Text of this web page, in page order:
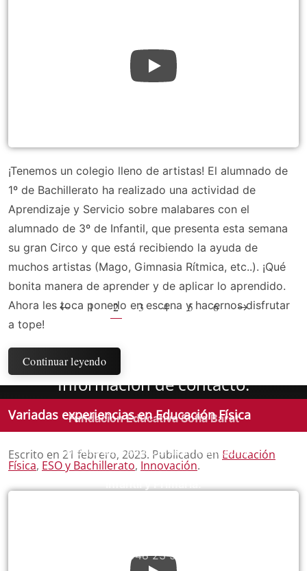
¡Tenemos un colegio lleno de artistas! El alumnado de
1º de Bachillerato ha realizado una actividad de
Aprendizaje y Servicio sobre malabares con el
alumnado de 3º de Infantil, que presenta esta semana
su gran Circo y que está recibiendo la ayuda de
muchos artistas (Mago, Gimnasia Rítmica, etc..). ¡Qué
bonita manera de aprender y de aplicar lo aprendido.
Ahora les toca ponerlo en escena y hacernos disfrutar
a tope!
Continuar leyendo
Variadas experiencias en Educación Física
Escrito en 21 febrero, 2023. Publicado en Educación
Física, ESO y Bachillerato, Innovación.
1 2 3 4 5 6
Información de contacto:
Fundación Educativa Sofía Barat
Colegio Sagrado Corazón Pamplona
Tel. 948 23 50 00